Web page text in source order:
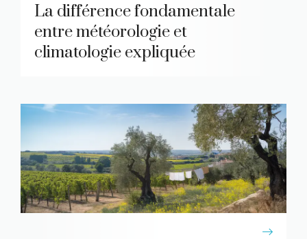
La différence fondamentale
entre météorologie et
climatologie expliquée